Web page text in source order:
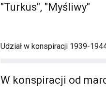
"Turkus", "Myśliwy"
Udział w konspiracji 1939-
W konspiracji od